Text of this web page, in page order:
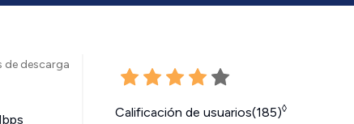
de descarga
Calificación de usuarios(185)◊